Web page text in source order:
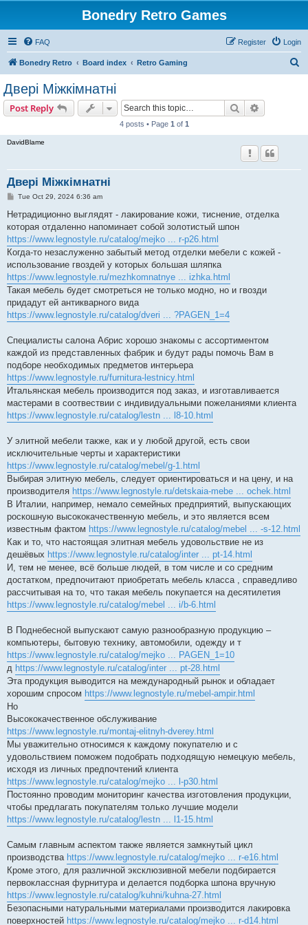
Bonedry Retro Games
FAQ Login
Register
Bonedry Retro Board index Retro Gaming
Двері Міжкімнатні
Post Reply Search
4 posts • Page 1 of 1
DavidBlame
Двері Міжкімнатні
P
s
Tue Oct 29, 2024 6:36 am
Нетрадиционно выглядят - лакирование кожи, тиснение, отделка
которая отдаленно напоминает собой золотистый шпон
https://www.legnostyle.ru/catalog/mejko ... r-p26.html
Когда-то незаслуженно забытый метод отделки мебели с кожей -
использование гвоздей у которых большая шляпка
https://www.legnostyle.ru/mezhkomnatnye ... izhka.html
Такая мебель будет смотреться не только модно, но и гвозди
придадут ей антикварного вида
https://www.legnostyle.ru/catalog/dveri ... ?PAGEN_1=4
Специалисты салона Абрис хорошо знакомы с ассортиментом
каждой из представленных фабрик и будут рады помочь Вам в
подборе необходимых предметов интерьера
https://www.legnostyle.ru/furnitura-lestnicy.html
Итальянская мебель производится под заказ, и изготавливается
мастерами в соотвествии с индивидуальными пожеланиями клиента
https://www.legnostyle.ru/catalog/lestn ... l8-10.html
У элитной мебели также, как и у любой другой, есть свои
исключительные черты и характеристики
https://www.legnostyle.ru/catalog/mebel/g-1.html
Выбирая элитную мебель, следует ориентироваться и на цену, и на
производителя https://www.legnostyle.ru/detskaia-mebe ... ochek.html
В Италии, например, немало семейных предприятий, выпускающих
роскошную высококачественную мебель, и это является всем
известным фактом https://www.legnostyle.ru/catalog/mebel ... -s-12.html
Как и то, что настоящая элитная мебель удовольствие не из
дешёвых https://www.legnostyle.ru/catalog/inter ... pt-14.html
И, тем не менее, всё больше людей, в том числе и со средним
достатком, предпочитают приобретать мебель класса , справедливо
рассчитывая на то, что такая мебель покупается на десятилетия
https://www.legnostyle.ru/catalog/mebel ... i/b-6.html
В Поднебесной выпускают самую разнообразную продукцию –
компьютеры, бытовую технику, автомобили, одежду и т
https://www.legnostyle.ru/catalog/mejko ... PAGEN_1=10
д https://www.legnostyle.ru/catalog/inter ... pt-28.html
Эта продукция выводится на международный рынок и обладает
хорошим спросом https://www.legnostyle.ru/mebel-ampir.html
Но
Высококачественное обслуживание
https://www.legnostyle.ru/montaj-elitnyh-dverey.html
Мы уважительно относимся к каждому покупателю и с
удовольствием поможем подобрать подходящую немецкую мебель,
исходя из личных предпочтений клиента
https://www.legnostyle.ru/catalog/mejko ... l-p30.html
Постоянно проводим мониторинг качества изготовления продукции,
чтобы предлагать покупателям только лучшие модели
https://www.legnostyle.ru/catalog/lestn ... l1-15.html
Самым главным аспектом также является замкнутый цикл
производства https://www.legnostyle.ru/catalog/mejko ... r-e16.html
Кроме этого, для различной эксклюзивной мебели подбирается
первоклассная фурнитура и делается подборка шпона вручную
https://www.legnostyle.ru/catalog/kuhni/kuhna-27.html
Безопасными натуральными материалами производится лакировка
поверхностей https://www.legnostyle.ru/catalog/mejko ... r-d14.html